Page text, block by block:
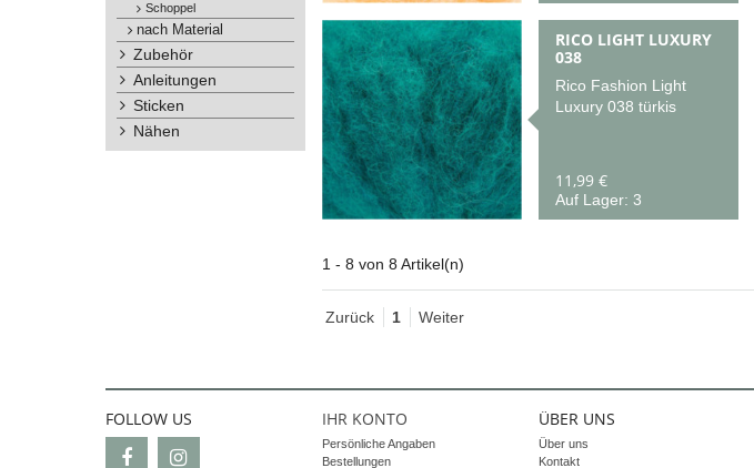
Schoppel
nach Material
Zubehör
Anleitungen
Sticken
Nähen
RICO LIGHT LUXURY
038
Rico Fashion Light
Luxury 038 türkis
11,99 €
Auf Lager: 3
1 - 8 von 8 Artikel(n)
Zurück 1 Weiter
FOLLOW US IHR KONTO
Persönliche Angaben
Bestellungen
ÜBER UNS
Über uns
Kontakt